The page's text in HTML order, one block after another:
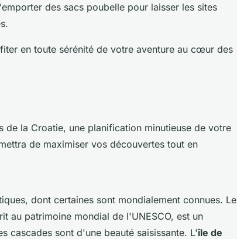
des sacs poubelle pour laisser les sites
en toute sérénité de votre aventure au cœur des
de la Croatie, une planification minutieuse de votre
de maximiser vos découvertes tout en
dont certaines sont mondialement connues. Le
au patrimoine mondial de l'UNESCO, est un
cascades sont d'une beauté saisissante. L'île de